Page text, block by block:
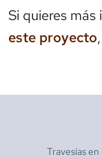
Si quieres
este proyecto,
Travesías en